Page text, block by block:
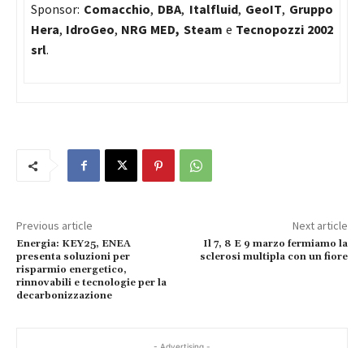
Sponsor: Comacchio, DBA, Italfluid, GeoIT, Gruppo
Hera, IdroGeo, NRG MED, Steam e Tecnopozzi 2002
srl.
Previous article
Energia: KEY25, ENEA
presenta soluzioni per
risparmio energetico,
rinnovabili e tecnologie per la
decarbonizzazione
Next article
Il 7, 8 E 9 marzo fermiamo la
sclerosi multipla con un fiore